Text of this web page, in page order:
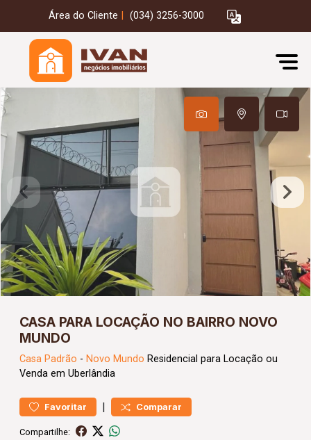
Área do Cliente (034) 3256-3000
CASA PARA LOCAÇÃO NO BAIRRO NOVO
MUNDO
Casa Padrão - Novo Mundo Residencial para Locação ou
Venda em Uberlândia
Favoritar | Comparar
Compartilhe: